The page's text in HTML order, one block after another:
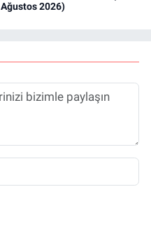
Ağustos 2026)